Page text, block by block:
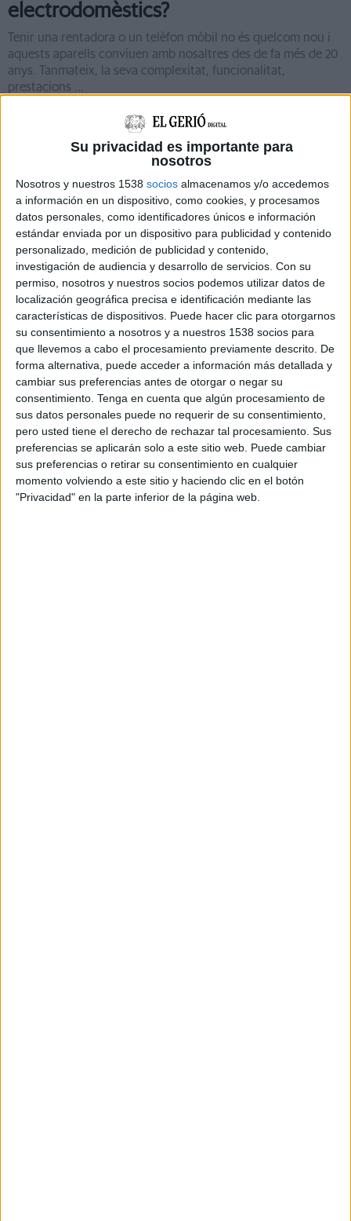
Su privacidad es importante para
nosotros
Nosotros y nuestros 1538 socios almacenamos y/o accedemos
a información en un dispositivo, como cookies, y procesamos
datos personales, como identificadores únicos e información
estándar enviada por un dispositivo para publicidad y contenido
personalizado, medición de publicidad y contenido,
investigación de audiencia y desarrollo de servicios. Con su
permiso, nosotros y nuestros socios podemos utilizar datos de
localización geográfica precisa e identificación mediante las
características de dispositivos. Puede hacer clic para otorgarnos
su consentimiento a nosotros y a nuestros 1538 socios para
que llevemos a cabo el procesamiento previamente descrito. De
forma alternativa, puede acceder a información más detallada y
cambiar sus preferencias antes de otorgar o negar su
consentimiento. Tenga en cuenta que algún procesamiento de
sus datos personales puede no requerir de su consentimiento,
pero usted tiene el derecho de rechazar tal procesamiento. Sus
preferencias se aplicarán solo a este sitio web. Puede cambiar
sus preferencias o retirar su consentimiento en cualquier
momento volviendo a este sitio y haciendo clic en el botón
"Privacidad" en la parte inferior de la página web.
electrodomèstics?
Tenir una rentadora o un telèfon mòbil no és quelcom nou i
aquests aparells conviuen amb nosaltres des de fa més de 20
anys. Tanmateix, la seva complexitat, funcionalitat,
prestacions ...
Notícia
Encasten una furgoneta contra un
centre comercial de Girona i roben
telèfons mòbils
Uns lladres van encastar una furgoneta contra l'entrada d'un
centre comercial situat al Parc Comercial Mas Gri de Girona
per robar diversos telèfons mòbils de gamma alta. Els fets ...